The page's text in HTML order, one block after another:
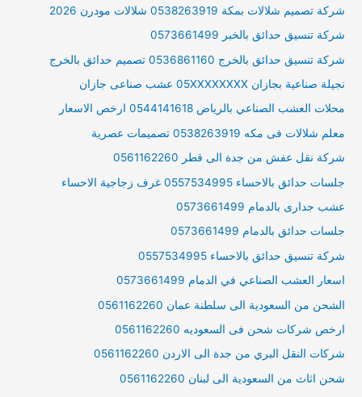
شركة تصميم شلالات بمكة 0538263919 شلالات مودرن 2026
شركة تنسيق حدائق بالخبر 0573661499
شركة تنسيق حدائق بالخرج 0536861160 تصميم حدائق بالخرج
نجيلة صناعية بجازان 05XXXXXXXX عشب صناعى جازان
محلات العشب الصناعي بالرياض 0544141618 ارخص الاسعار
معلم شلالات فى مكه 0538263919 تصميمات عصرية
شركة نقل عفش من جدة الى قطر 0561162260
جلسات حدائق بالاحساء 0557534995 غرف زجاجية الاحساء
عشب جدارى بالدمام 0573661499
جلسات حدائق بالدمام 0573661499
شركة تنسيق حدائق بالاحساء 0557534995
اسعار العشب الصناعي في الدمام 0573661499
الشحن من السعودية الى سلطنة عمان 0561162260
ارخص شركات شحن فى السعوديه 0561162260
شركات النقل البري من جدة الى الاردن 0561162260
شحن اثاث من السعودية الى لبنان 0561162260